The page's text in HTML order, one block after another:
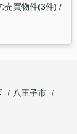
売買物件(3件)
八王子市